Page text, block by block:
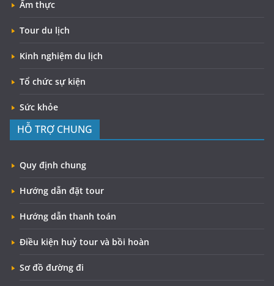
Ẩm thực
Tour du lịch
Kinh nghiệm du lịch
Tổ chức sự kiện
Sức khỏe
HỖ TRỢ CHUNG
Quy định chung
Hướng dẫn đặt tour
Hướng dẫn thanh toán
Điều kiện huỷ tour và bồi hoàn
Sơ đồ đường đi